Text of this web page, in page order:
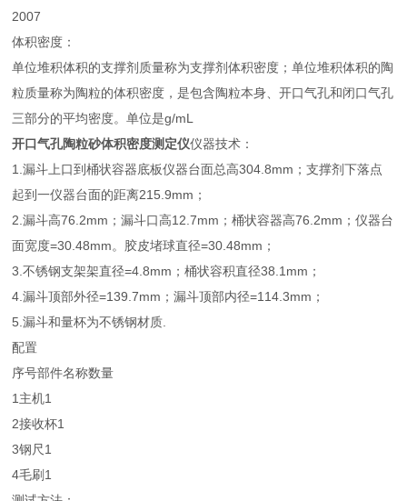
2007
体积密度：
单位堆积体积的支撑剂质量称为支撑剂体积密度；单位堆积体积的陶
粒质量称为陶粒的体积密度，是包含陶粒本身、开口气孔和闭口气孔
三部分的平均密度。单位是g/mL
开口气孔陶粒砂体积密度测定仪仪器技术：
1.漏斗上口到桶状容器底板仪器台面总高304.8mm；支撑剂下落点
起到一仪器台面的距离215.9mm；
2.漏斗高76.2mm；漏斗口高12.7mm；桶状容器高76.2mm；仪器台
面宽度=30.48mm。胶皮堵球直径=30.48mm；
3.不锈钢支架架直径=4.8mm；桶状容积直径38.1mm；
4.漏斗顶部外径=139.7mm；漏斗顶部内径=114.3mm；
5.漏斗和量杯为不锈钢材质.
配置
序号部件名称数量
1 主机1
2接收杯1
3钢尺1
4毛刷 1